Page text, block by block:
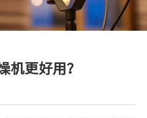
机更好用？